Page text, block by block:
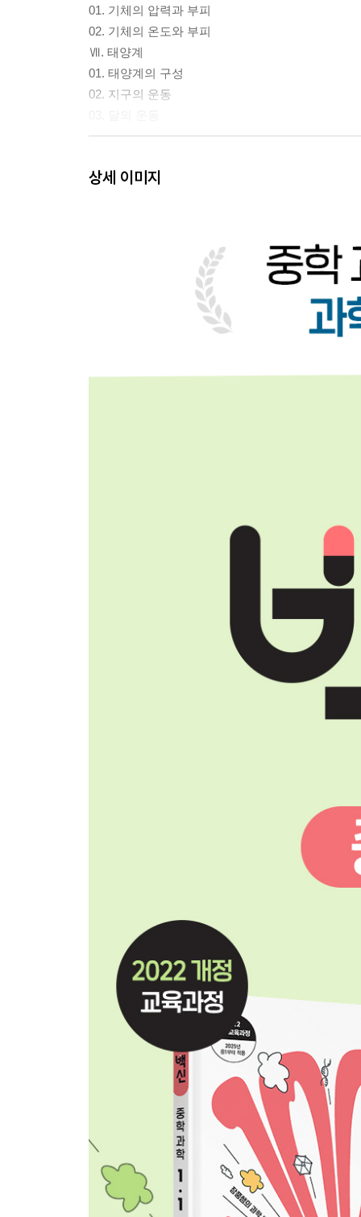
01. 기체의 압력과 부피
02. 기체의 온도와 부피
Ⅶ. 태양계
01. 태양계의 구성
02. 지구의 운동
수행평가 대비
상세 이미지